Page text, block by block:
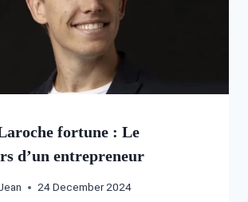
fortune : Le
d’un entrepreneur
24 December 2024